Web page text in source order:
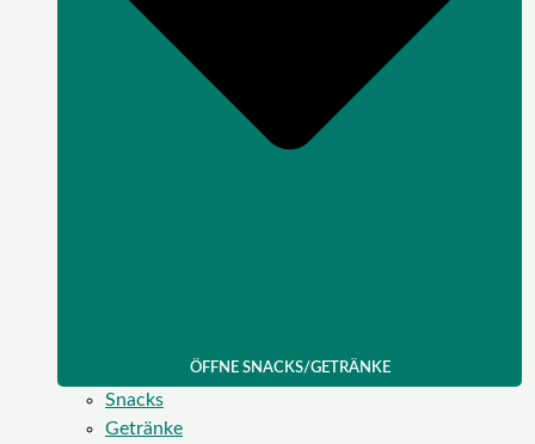
ÖFFNE SNACKS/GETRÄNKE
Snacks
Getränke